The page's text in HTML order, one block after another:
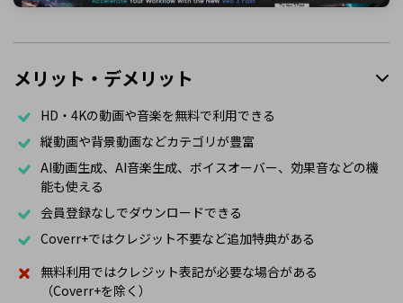
メリット・デメリット
HD・4Kの動画や音楽を無料で利用できる
縦動画や背景動画などカテゴリが豊富
AI動画生成、AI音楽生成、ボイスオーバー、効果音などの機
能も使える
会員登録なしでダウンロードできる
Coverr+ではクレジット不要など追加特典がある
無料利用ではクレジット表記が必要な場合がある
（Coverr+を除く）